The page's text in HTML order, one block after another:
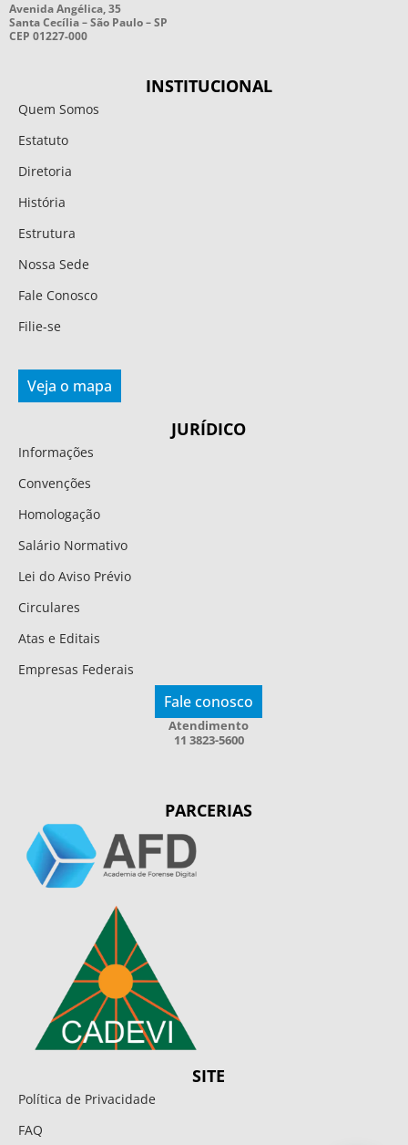
Avenida Angélica, 35
Santa Cecília – São Paulo – SP
CEP 01227-000
INSTITUCIONAL
Quem Somos
Estatuto
Diretoria
História
Estrutura
Nossa Sede
Fale Conosco
Filie-se
Veja o mapa
JURÍDICO
Informações
Convenções
Homologação
Salário Normativo
Lei do Aviso Prévio
Circulares
Atas e Editais
Empresas Federais
Fale conosco
Atendimento
11 3823-5600
PARCERIAS
SITE
Política de Privacidade
FAQ